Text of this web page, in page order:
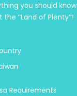
you should know
‘’Land of Plenty’’!
Requirements